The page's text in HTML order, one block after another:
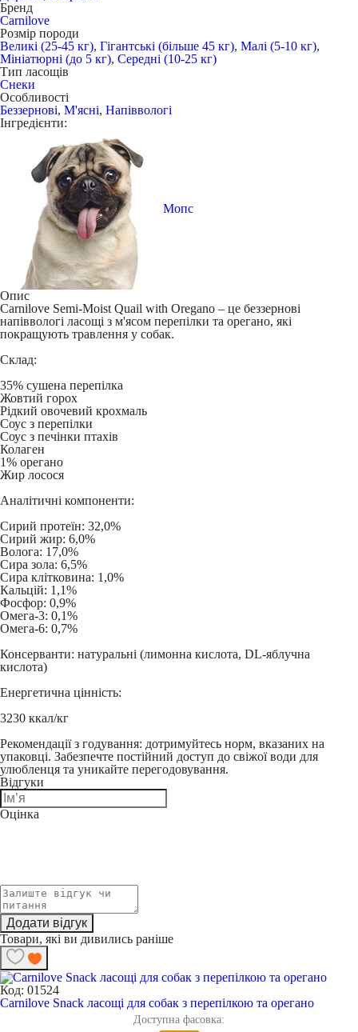
Бренд
Carnilove
Розмір породи
Великі (25-45 кг), Гігантські (більше 45 кг), Малі (5-10 кг),
Мініатюрні (до 5 кг), Середні (10-25 кг)
Тип ласощів
Снеки
Особливості
Беззернові, М'ясні, Напіввологі
Інгредієнти:
Мопс
Опис
Carnilove Semi-Moist Quail with Oregano – це беззернові
напіввологі ласощі з м'ясом перепілки та орегано, які
покращують травлення у собак.
Склад:
35% сушена перепілка
Жовтий горох
Рідкий овочевий крохмаль
Соус з перепілки
Соус з печінки птахів
Колаген
1% орегано
Жир лосося
Аналітичні компоненти:
Сирий протеїн: 32,0%
Сирий жир: 6,0%
Волога: 17,0%
Сира зола: 6,5%
Сира клітковина: 1,0%
Кальцій: 1,1%
Фосфор: 0,9%
Омега-3: 0,1%
Омега-6: 0,7%
Консерванти: натуральні (лимонна кислота, DL-яблучна
кислота)
Енергетична цінність:
3230 ккал/кг
Рекомендації з годування: дотримуйтесь норм, вказаних на
упаковці. Забезпечте постійний доступ до свіжої води для
улюбленця та уникайте перегодовування.
Відгуки
Оцінка
Додати відгук
Товари, які ви дивились раніше
Код: 01524
Carnilove Snack ласощі для собак з перепілкою та орегано
Доступна фасовка: